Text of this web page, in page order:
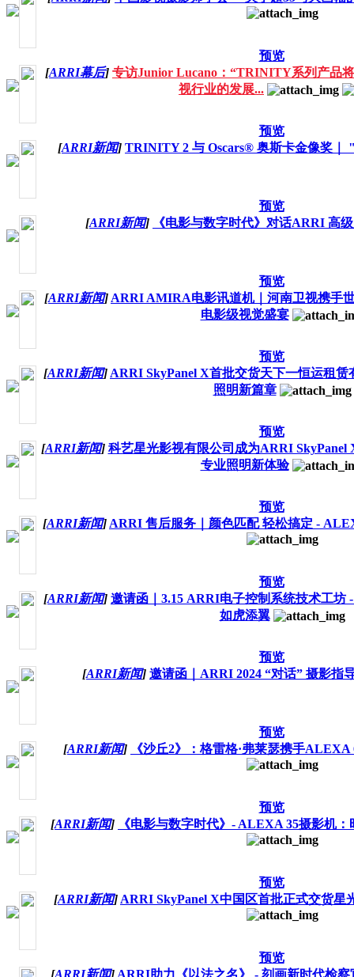
预览
[ARRI幕后] 专访Junior Lucano：“TRINITY系列产品
视行业的发展...
预览
[ARRI新闻] TRINITY 2 与 Oscars® 奥斯卡金像奖｜
预览
[ARRI新闻] 《电影与数字时代》对话ARRI 高
预览
[ARRI新闻] ARRI AMIRA电影讯道机｜河南卫视携手
电影级视觉盛宴
预览
[ARRI新闻] ARRI SkyPanel X首批交货天下一恒运租
照明新篇章
预览
[ARRI新闻] 科艺星光影视有限公司成为ARRI SkyPanel
专业照明新体验
预览
[ARRI新闻] ARRI 售后服务｜颜色匹配 轻松搞定 -
预览
[ARRI新闻] 邀请函｜3.15 ARRI电子控制系统技术工坊
如虎添翼
预览
[ARRI新闻] 邀请函｜ARRI 2024 “对话” 摄影指
预览
[ARRI新闻] 《沙丘2》：格雷格·弗莱瑟携手
预览
[ARRI新闻] 《电影与数字时代》- ALEXA 35摄影机
预览
[ARRI新闻] ARRI SkyPanel X中国区首批正式交货星
预览
[ARRI新闻] ARRI助力《以法之名》 - 刻画新时代检